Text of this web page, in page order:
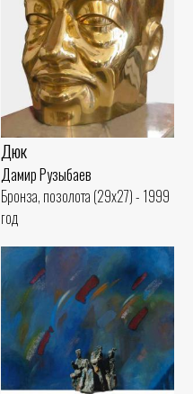
Дюк
Дамир Рузыбаев
Бронза, позолота (29x27) - 1999
год